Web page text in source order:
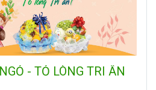
- TỎ LÒNG TRI ÂN